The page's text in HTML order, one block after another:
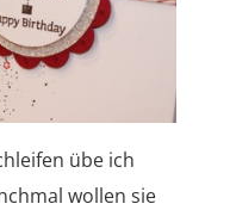
übe ich
wollen sie